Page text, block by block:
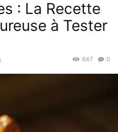
: La Recette
à Tester
0
647